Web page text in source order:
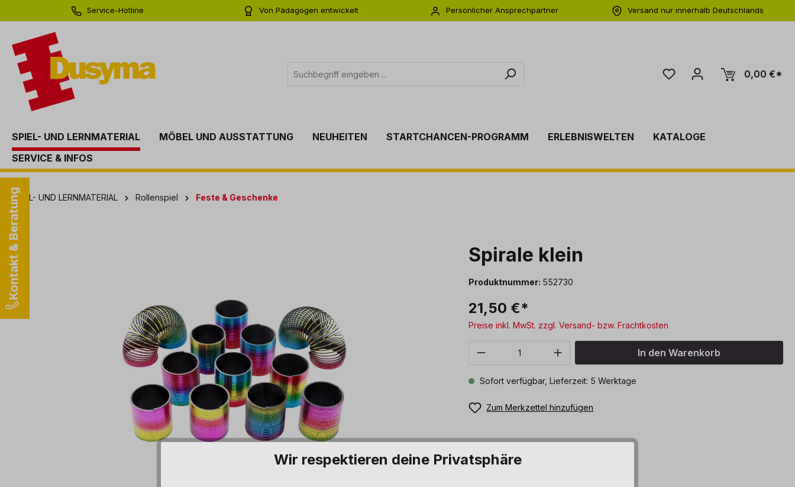
Zur Hauptnavigation springen
Service-Hotline
Von Pädagogen entwickelt
Persönlicher Ansprechpartner
Versand nur innerhalb Deutschlands
0,00 €*
SPIEL- UND LERNMATERIAL MÖBEL UND AUSSTATTUNG NEUHEITEN STARTCHANCEN-PROGRAMM ERLEBNISWELTEN
KATALOGE
SERVICE & INFOS
Kontakt & Beratung
SPIEL- UND LERNMATERIAL Rollenspiel Feste & Geschenke
Bildergalerie überspringen Spirale klein
Produktnummer: 552730
21,50 €*
Preise inkl. MwSt. zzgl. Versand- bzw. Frachtkosten
Produkt Anzahl: Gib den gewünschten Wert
In den Warenkorb
Sofort verfügbar, Lieferzeit: 5 Werktage
Zum Merkzettel hinzufügen
Wir respektieren deine Privatsphäre